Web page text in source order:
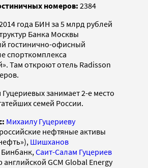
номеров: 2384
года БИН за 5 млрд рублей
Банка Москвы
гостинично-офисный
спорткомплекса
Там откроют отель Radisson
занимает 2-е место
семей России.
Михаилу Гуцериеву
нефтяные активы
Шишханов
Саит-Салам Гуцериев
GCM Global Energy